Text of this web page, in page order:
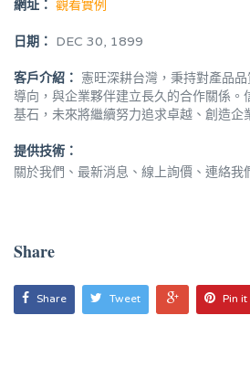
網址： 觀看實例
日期： DEC 30, 1899
客戶介紹： 憲旺深耕台灣，秉持對產品
導向，與企業夥伴建立長久的合作關係。
基石，未來將繼續努力追求卓越、創造企
提供技術：
關於我們、最新消息、線上詢價、連絡我
Share
Share Tweet Pin it